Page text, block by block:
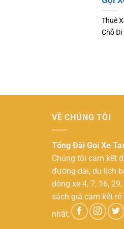
Thuê
Chỗ Đi
VỀ CHÚNG TÔI
Tổng Đài Gọi Xe
Chúng tôi cam kết
đường dài, du lịch
dòng xe 4, 7, 16,
sách giá cam kết
nhất.